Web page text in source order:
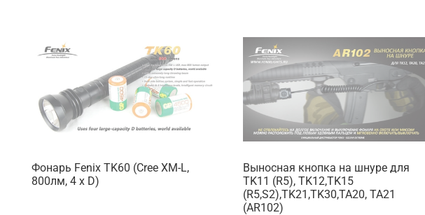
Фонарь Fenix TK60 (Cree XM-L,
800лм, 4 x D)
Выносная кнопка на шнуре для
TK11 (R5), TK12,TK15
(R5,S2),TK21,TK30,TA20, TA21
(AR102)